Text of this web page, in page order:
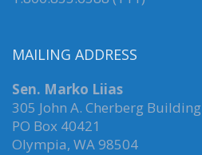
MAILING ADDRESS
Sen. Marko Liias
305 John A. Cherberg Building
PO Box 40421
Olympia, WA 98504